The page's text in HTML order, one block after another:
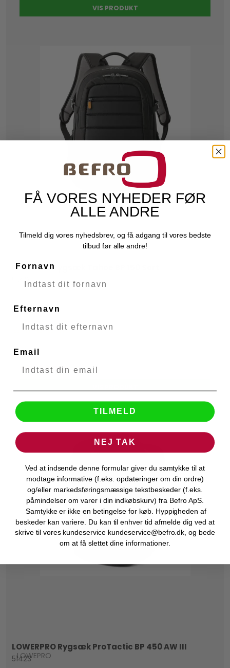
VIS PRODUKT
LOWEPRO Rygsæk Tahoe BP 150 Sort
51373
Fjernlager
749,00 DKK
599,00 DKK
LOWERPRO Rygsæk ProTactic BP 450 AW III
LOWEPRO
51423
FÅ VORES NYHEDER FØR
ALLE ANDRE
Tilmeld dig vores nyhedsbrev, og få adgang til vores bedste
tilbud før alle andre!
Fornavn
Efternavn
Email
TILMELD
NEJ TAK
Ved at indsende denne formular giver du samtykke til at
modtage informative (f.eks. opdateringer om din ordre)
og/eller markedsføringsmæssige tekstbeskeder (f.eks.
påmindelser om varer i din indkøbskurv) fra Befro ApS.
Samtykke er ikke en betingelse for køb. Hyppigheden af
beskeder kan variere. Du kan til enhver tid afmelde dig ved at
skrive til vores kundeservice kundeservice@befro.dk, og bede
om at få slettet dine informationer.